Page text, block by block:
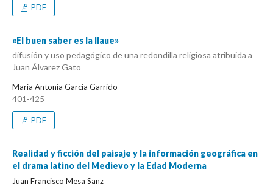
PDF
«El buen saber es la llaue»
difusión y uso pedagógico de una redondilla religiosa atribuida a
Juan Álvarez Gato
María Antonia García Garrido
401-425
PDF
Realidad y ficción del paisaje y la información geográfica en
el drama latino del Medievo y la Edad Moderna
Juan Francisco Mesa Sanz